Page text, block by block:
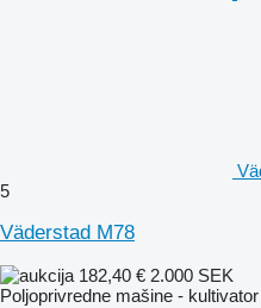
5
Väderstad M78
182,40 € 2.000 SEK
Poljoprivredne mašine - kultivator